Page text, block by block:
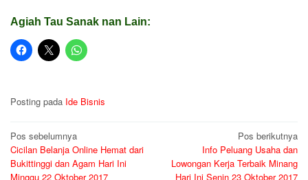
Agiah Tau Sanak nan Lain:
Posting pada Ide Bisnis
Navigasi
pos
Pos sebelumnya
Cicilan Belanja Online Hemat dari
Bukittinggi dan Agam Hari Ini
Minggu 22 Oktober 2017
Pos berikutnya
Info Peluang Usaha dan
Lowongan Kerja Terbaik Minang
Hari Ini Senin 23 Oktober 2017